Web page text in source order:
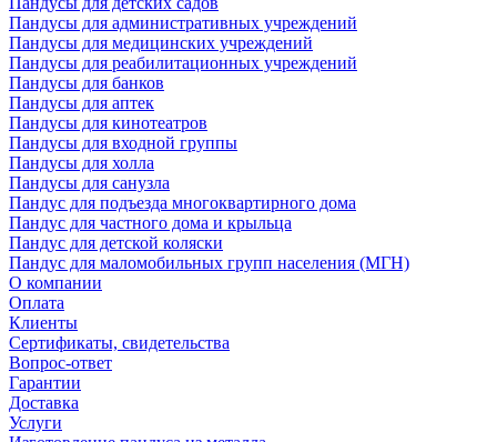
Пандусы для административных учреждений
Пандусы для медицинских учреждений
Пандусы для реабилитационных учреждений
Пандусы для банков
Пандусы для аптек
Пандусы для кинотеатров
Пандусы для входной группы
Пандусы для холла
Пандусы для санузла
Пандус для подъезда многоквартирного дома
Пандус для частного дома и крыльца
Пандус для детской коляски
Пандус для маломобильных групп населения (МГН)
О компании
Оплата
Клиенты
Сертификаты, свидетельства
Вопрос-ответ
Гарантии
Доставка
Услуги